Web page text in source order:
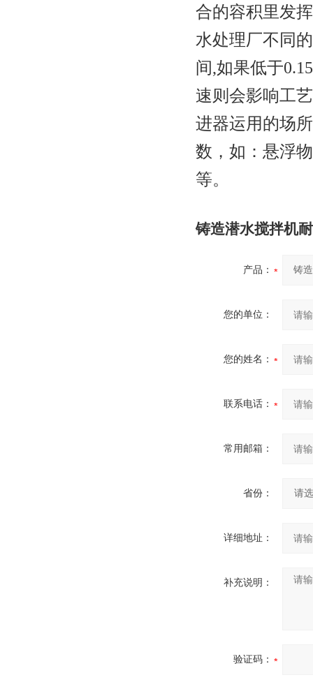
合的容积里发
水处理厂不同
间,如果低于
速则会影响工
进器运用的场
数，如：悬浮
等。
铸造潜水搅拌机
产品：
您的单位：
您的姓名：
联系电话：
常用邮箱：
省份：
详细地址：
补充说明：
验证码：